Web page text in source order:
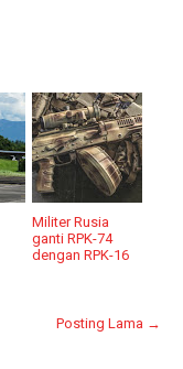
Militer Rusia
ganti RPK-74
dengan RPK-16
Posting Lama →